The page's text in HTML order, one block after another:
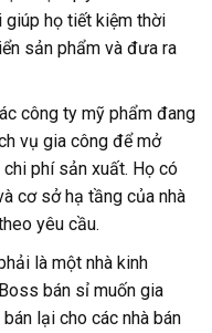
giúp họ tiết kiệm thời
sản phẩm và đưa ra
công ty mỹ phẩm đang
vụ gia công để mở
phí sản xuất. Họ có
cơ sở hạ tầng của nhà
yêu cầu.
là một nhà kinh
bán sỉ muốn gia
lại cho các nhà bán